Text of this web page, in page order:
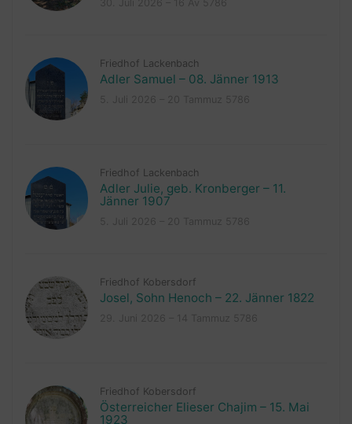
Friedhof Lackenbach
Adler Samuel – 08. Jänner 1913
Friedhof Lackenbach
Adler Julie, geb. Kronberger – 11.
Jänner 1907
Friedhof Kobersdorf
Josel, Sohn Henoch – 22. Jänner 1822
Friedhof Kobersdorf
Österreicher Elieser Chajim – 15. Mai
1923